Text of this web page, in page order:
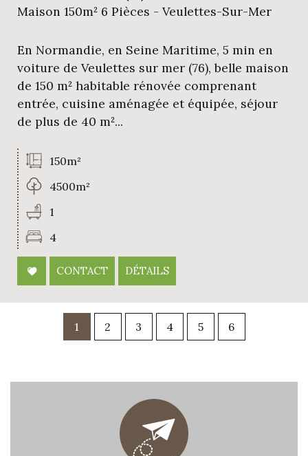
Maison 150m² 6 Pièces - Veulettes-Sur-Mer
En Normandie, en Seine Maritime, 5 min en
voiture de Veulettes sur mer (76), belle maison
de 150 m² habitable rénovée comprenant
entrée, cuisine aménagée et équipée, séjour
de plus de 40 m²...
150m²
4500m²
1
4
CONTACT DÉTAILS
1 2 3 4 5 6